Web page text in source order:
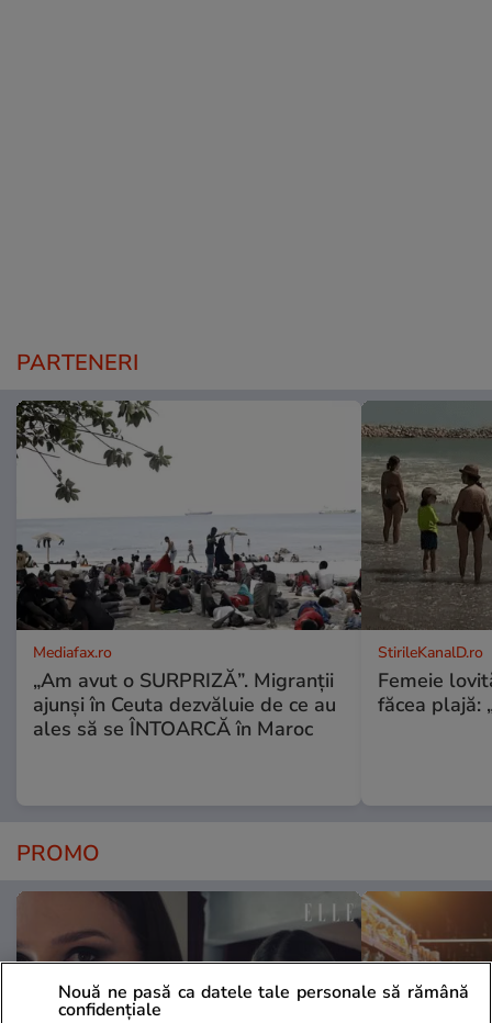
PARTENERI
Mediafax.ro
„Am avut o SURPRIZĂ”. Migranții
ajunși în Ceuta dezvăluie de ce au
ales să se ÎNTOARCĂ în Maroc
StirileKanalD.ro
Femeie
făcea plajă:
PROMO
Nouă ne pasă ca datele tale personale să rămână
confidențiale